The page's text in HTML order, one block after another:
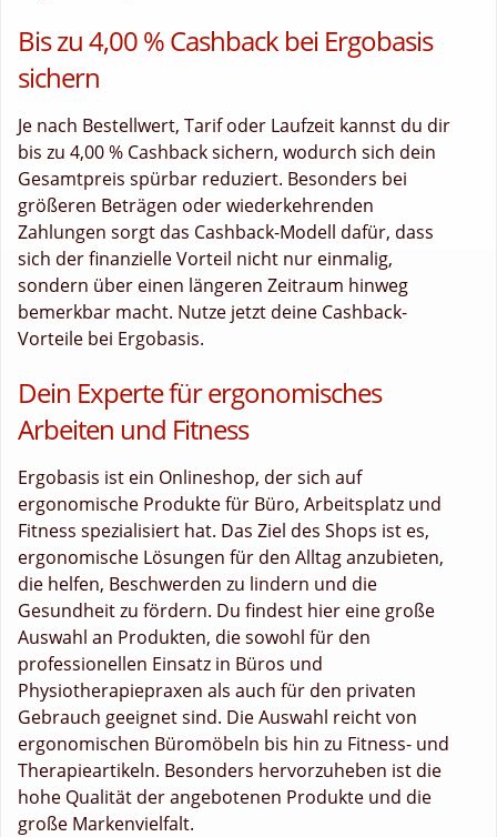
Bis zu 4,00 % Cashback bei Ergobasis
sichern
Je nach Bestellwert, Tarif oder Laufzeit kannst du dir
bis zu 4,00 % Cashback sichern, wodurch sich dein
Gesamtpreis spürbar reduziert. Besonders bei
größeren Beträgen oder wiederkehrenden
Zahlungen sorgt das Cashback-Modell dafür, dass
sich der finanzielle Vorteil nicht nur einmalig,
sondern über einen längeren Zeitraum hinweg
bemerkbar macht. Nutze jetzt deine Cashback-
Vorteile bei Ergobasis.
Dein Experte für ergonomisches
Arbeiten und Fitness
Ergobasis ist ein Onlineshop, der sich auf
ergonomische Produkte für Büro, Arbeitsplatz und
Fitness spezialisiert hat. Das Ziel des Shops ist es,
ergonomische Lösungen für den Alltag anzubieten,
die helfen, Beschwerden zu lindern und die
Gesundheit zu fördern. Du findest hier eine große
Auswahl an Produkten, die sowohl für den
professionellen Einsatz in Büros und
Physiotherapiepraxen als auch für den privaten
Gebrauch geeignet sind. Die Auswahl reicht von
ergonomischen Büromöbeln bis hin zu Fitness- und
Therapieartikeln. Besonders hervorzuheben ist die
hohe Qualität der angebotenen Produkte und die
große Markenvielfalt.